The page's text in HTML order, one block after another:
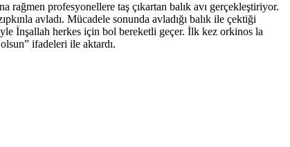
rağmen profesyonellere taş çıkartan balık avı gerçekleştiriyor.
avladı. Mücadele sonunda avladığı balık ile çektiği
İnşallah herkes için bol bereketli geçer. İlk kez orkinos la
ifadeleri ile aktardı.